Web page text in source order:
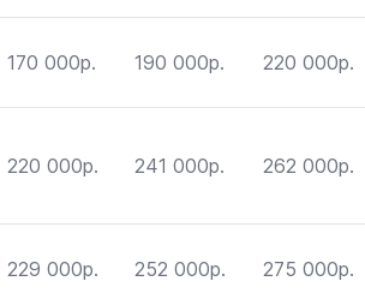
170 000р. 190 000р. 220 000р.
220 000р. 241 000р. 262 000р.
229 000р. 252 000р. 275 000р.